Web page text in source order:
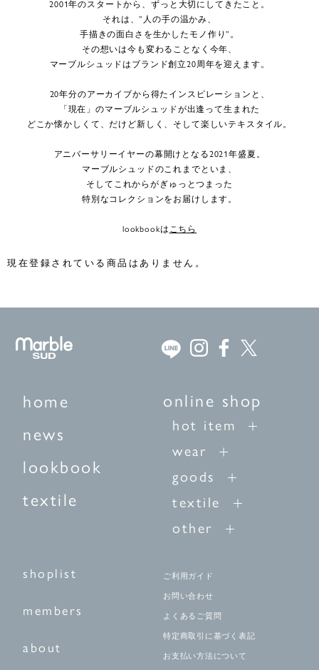
2001年のスタートから、ずっと大切にしてきたこと。
それは、”人の手の温かみ、
手描きの面白さを生かしたモノ作り”。
その想いは今も変わることなく今年、
マーブルシュッドはブランド創立20周年を迎えます。
20年分のアーカイブから得たインスピレーションと、
「現在」のマーブルシュッドが出逢って生まれた
どこか懐かしくて、だけど新しく、そして楽しいテキスタイル。
アニバーサリーイヤーの幕開けとなる2021年盛夏。
マーブルシュッドのこれまでといま、
そしてこれからがぎゅっとつまった
特別なコレクションをお届けします。
lookbookは こちら
現在登録されている商品はありません。
home
news
lookbook
textile
online shop
hot item
wear
goods
textile
other
shoplist
members
about
ご利用ガイド
お問い合わせ
よくあるご質問
特定商取引に基づく表記
お支払い方法について